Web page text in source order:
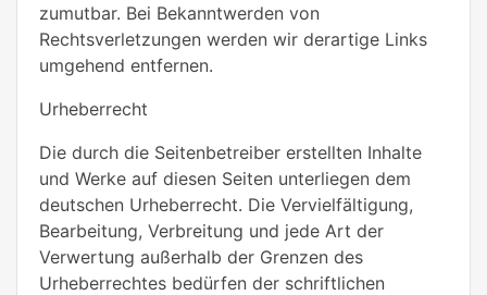
zumutbar. Bei Bekanntwerden von
Rechtsverletzungen werden wir derartige Links
umgehend entfernen.
Urheberrecht
Die durch die Seitenbetreiber erstellten Inhalte
und Werke auf diesen Seiten unterliegen dem
deutschen Urheberrecht. Die Vervielfältigung,
Bearbeitung, Verbreitung und jede Art der
Verwertung außerhalb der Grenzen des
Urheberrechtes bedürfen der schriftlichen